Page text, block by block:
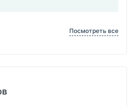
Посмотреть все